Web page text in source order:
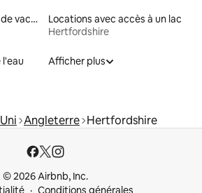
Location de maisons de vacances
Locations avec accès à un lac
Hertfordshire
Afficher plus
Angleterre Hertfordshire
© 2026 Airbnb, Inc.
Conditions générales